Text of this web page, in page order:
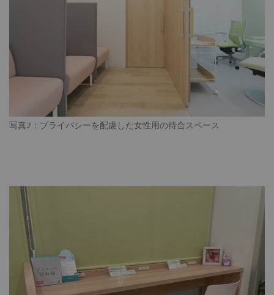
写真2：プライバシーを配慮した女性用の待合スペース